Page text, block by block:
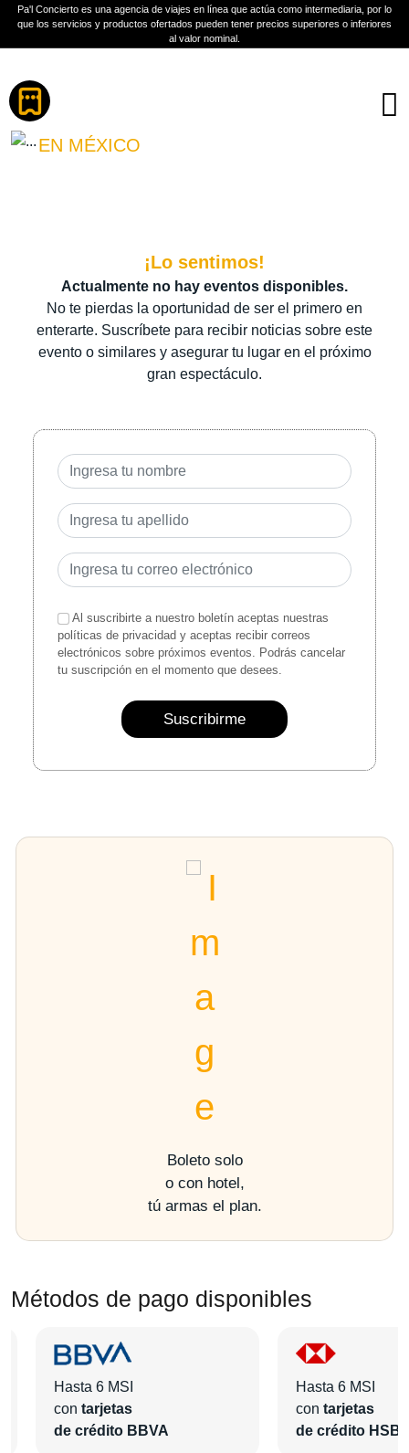
Pa'l Concierto es una agencia de viajes en línea que actúa como intermediaria, por lo
que los servicios y productos ofertados pueden tener precios superiores o inferiores
al valor nominal.
Boletos
WENDY GUEVARA Y LAS
PERDIDAS
EN MÉXICO
¡Lo sentimos!
Actualmente no hay eventos disponibles.
No te pierdas la oportunidad de ser el primero en
enterarte. Suscríbete para recibir noticias sobre este
evento o similares y asegurar tu lugar en el próximo
gran espectáculo.
Al suscribirte a nuestro boletín aceptas nuestras
políticas de privacidad y aceptas recibir correos
electrónicos sobre próximos eventos. Podrás cancelar
tu suscripción en el momento que desees.
Suscribirme
Boleto solo
o con hotel,
tú armas el plan.
Métodos de pago disponibles
Hasta 6 MSI
con tarjetas
de crédito BBVA
Hasta 6 MSI
con tarjetas
de crédito